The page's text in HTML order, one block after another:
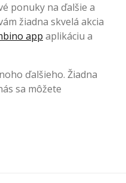
ponuky na ďalšie a
žiadna skvelá akcia
app aplikáciu a
ďalšieho. Žiadna
sa môžete